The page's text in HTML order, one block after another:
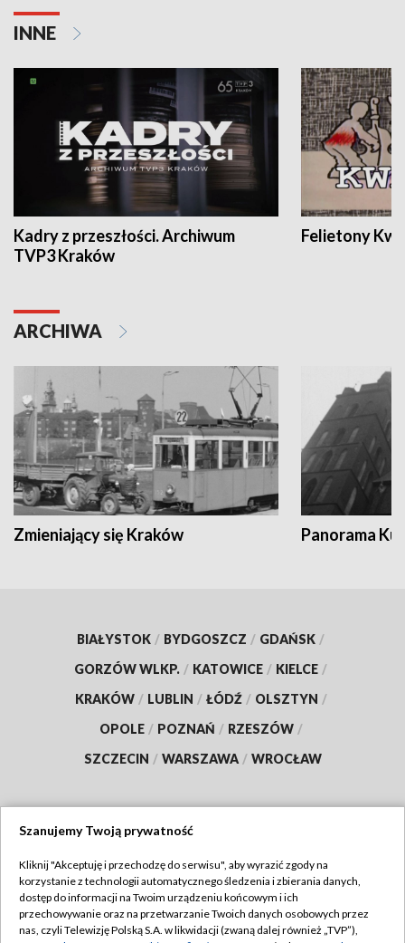
INNE
Kadry z przeszłości. Archiwum
TVP3 Kraków
Felietony
ARCHIWA
Zmieniający się Kraków Panorama
BIAŁYSTOK / BYDGOSZCZ / GDAŃSK /
GORZÓW WLKP. / KATOWICE / KIELCE /
KRAKÓW / LUBLIN / ŁÓDŹ / OLSZTYN /
OPOLE / POZNAŃ / RZESZÓW /
SZCZECIN / WARSZAWA / WROCŁAW
TVP
Abonament TVP
Regulamin TVP
Szanujemy Twoją prywatność
Kliknij "Akceptuję i przechodzę do serwisu", aby wyrazić zgody na
korzystanie z technologii automatycznego śledzenia i zbierania danych,
dostęp do informacji na Twoim urządzeniu końcowym i ich
przechowywanie oraz na przetwarzanie Twoich danych osobowych przez
nas, czyli Telewizję Polską S.A. w likwidacji (zwaną dalej również „TVP”),